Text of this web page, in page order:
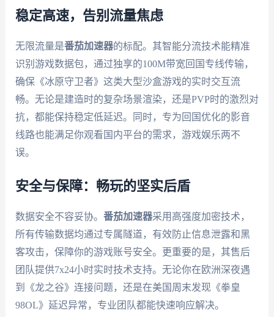
稳定高速，告别流量焦虑
无限流量是番茄加速器的标配。其智能分流技术能精准
识别游戏数据包，通过独享的100M带宽回国专线传输，
确保《冰原守卫者》这类大型沙盒游戏的实时交互流
畅。无论是建造时的复杂场景渲染，还是PVP时的激烈对
抗，都能保持稳定低延迟。同时，专为回国优化的影音
线路也能满足你观看国内平台的需求，游戏娱乐两不
误。
安全与保障：畅玩的坚实后盾
数据安全不容妥协。 番茄加速器采用高强度加密技术，
所有传输数据均通过专属隧道，有效防止信息泄露和黑
客攻击，保障你的游戏账号安全。更重要的是，其售后
团队提供7x24小时实时技术支持。无论你在欧洲深夜遇
到《龙之谷》连接问题，还是在美国周末发现《拳皇
98OL》延迟异常，专业团队都能快速响应解决。